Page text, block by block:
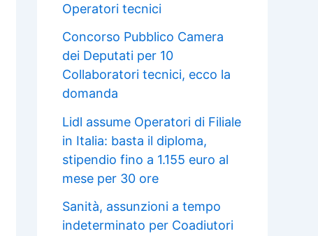
Operatori tecnici
Concorso Pubblico Camera
dei Deputati per 10
Collaboratori tecnici, ecco la
domanda
Lidl assume Operatori di Filiale
in Italia: basta il diploma,
stipendio fino a 1.155 euro al
mese per 30 ore
Sanità, assunzioni a tempo
indeterminato per Coadiutori